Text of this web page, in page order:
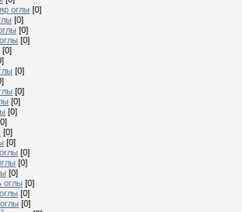
оглы [0]
[0]
[0]
[0]
[0]
[0]
[0]
[0]
[0]
[0]
[0]
[0]
[0]
[0]
оглы [0]
[0]
[0]